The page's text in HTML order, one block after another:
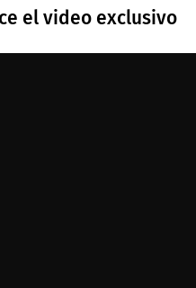
el video exclusivo